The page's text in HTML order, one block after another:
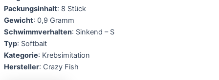
Packungsinhalt: 8 Stück
Gewicht: 0,9 Gramm
Schwimmverhalten: Sinkend – S
Typ: Softbait
Kategorie: Krebsimitation
Hersteller: Crazy Fish